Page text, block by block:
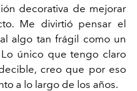
decorativa de mejorar
Me divirtió pensar el
algo tan frágil como un
único que tengo claro
creo que por eso
a lo largo de los años.